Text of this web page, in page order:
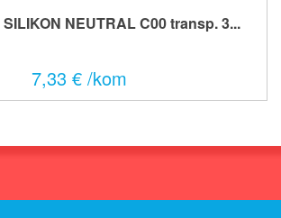
SILIKON NEUTRAL C00 transp. 3...
7,33 € /kom